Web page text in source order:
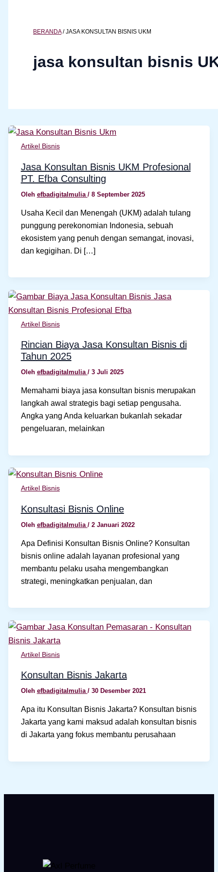
BERANDA/JASA KONSULTAN BISNIS UKM
jasa konsultan bisnis
Artikel Bisnis
Jasa Konsultan Bisnis UKM Profesional
PT. Efba Consulting
Oleh efbadigitalmulia / 8 September 2025
Usaha Kecil dan Menengah (UKM) adalah tulang
punggung perekonomian Indonesia, sebuah
ekosistem yang penuh dengan semangat, inovasi,
dan kegigihan. Di […]
Artikel Bisnis
Rincian Biaya Jasa Konsultan Bisnis di
Tahun 2025
Oleh efbadigitalmulia / 3 Juli 2025
Memahami biaya jasa konsultan bisnis merupakan
langkah awal strategis bagi setiap pengusaha.
Angka yang Anda keluarkan bukanlah sekadar
pengeluaran, melainkan
Artikel Bisnis
Konsultasi Bisnis Online
Oleh efbadigitalmulia / 2 Januari 2022
Apa Definisi Konsultan Bisnis Online? Konsultan
bisnis online adalah layanan profesional yang
membantu pelaku usaha mengembangkan
strategi, meningkatkan penjualan, dan
Artikel Bisnis
Konsultan Bisnis Jakarta
Oleh efbadigitalmulia / 30 Desember 2021
Apa itu Konsultan Bisnis Jakarta? Konsultan bisnis
Jakarta yang kami maksud adalah konsultan bisnis
di Jakarta yang fokus membantu perusahaan